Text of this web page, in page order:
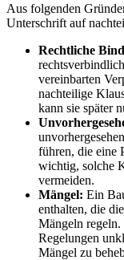
Aus folgenden
Unterschrift auf
Rechtliche
vereinbarten
nachteilige
kann sie später
führen, die eine
wichtig, solche
vermeiden.
Mängel: Ein
enthalten, die
Mängeln
Regelungen
Mängel zu